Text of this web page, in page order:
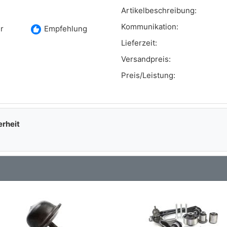
recommend Empfehlung
Artikelbeschreibung:
Kommunikation:
Lieferzeit:
Versandpreis:
Preis/Leistung: